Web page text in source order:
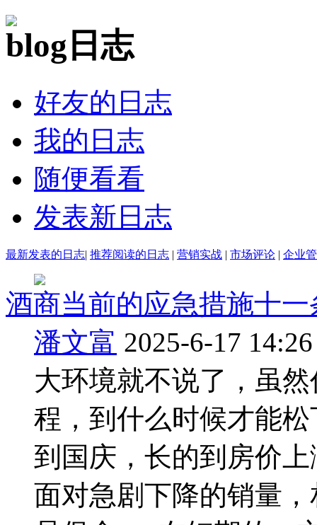
日志
好友的日志
我的日志
随便看看
发表新日志
最新发表的日志| 推荐阅读的日志 | 营销实战 | 市场评论 | 企业
酒商当前的应急措施十一
潘文富 2025-6-17 14:26
大环境就不说了，虽
程，到什么时候才能
到国庆，长的到房价
面对急剧下降的销量